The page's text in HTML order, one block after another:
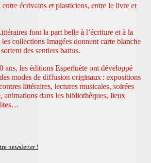
écrivains et plasticiens, entre le livre et
font la part belle à l’écriture et à la
collections Imagées donnent carte blanche
des sentiers battus.
ans, les éditions Esperluète ont développé
modes de diffusion originaux : expositions
littéraires, lectures musicales, soirées
animations dans les bibliothèques, lieux
newsletter !